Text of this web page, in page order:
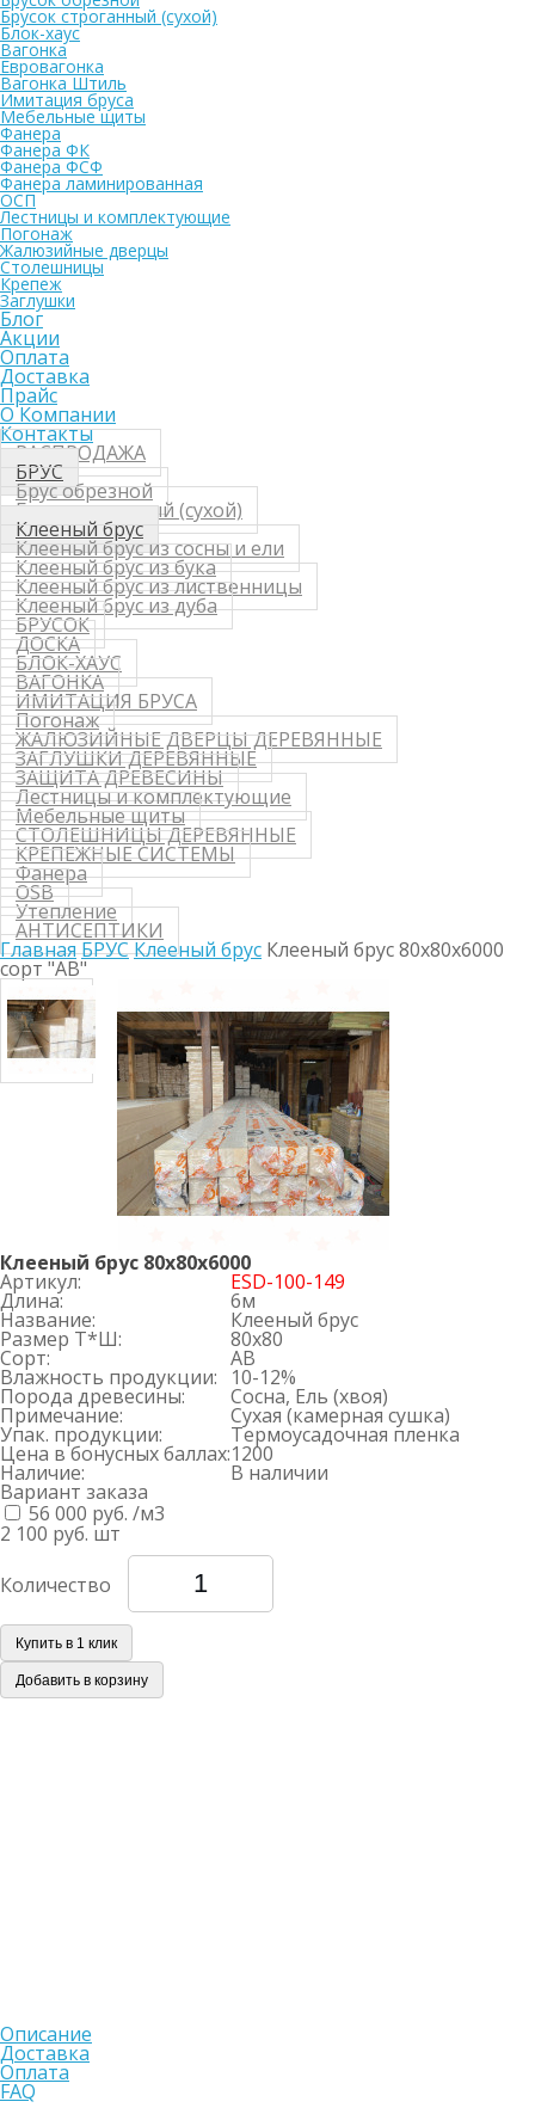
Брусок строганный (сухой)
Блок-хаус
Вагонка
Евровагонка
Вагонка Штиль
Имитация бруса
Мебельные щиты
Фанера
Фанера ФК
Фанера ФСФ
Фанера ламинированная
ОСП
Лестницы и комплектующие
Погонаж
Жалюзийные дверцы
Столешницы
Крепеж
Заглушки
Блог
Акции
Оплата
Доставка
Прайс
О Компании
Контакты
РАСПРОДАЖА
БРУС
Брус обрезной
Брус строганный (сухой)
Клееный брус
Клееный брус из сосны и ели
Клееный брус из бука
Клееный брус из лиственницы
Клееный брус из дуба
БРУСОК
ДОСКА
БЛОК-ХАУС
ВАГОНКА
ИМИТАЦИЯ БРУСА
Погонаж
ЖАЛЮЗИЙНЫЕ ДВЕРЦЫ ДЕРЕВЯННЫЕ
ЗАГЛУШКИ ДЕРЕВЯННЫЕ
ЗАЩИТА ДРЕВЕСИНЫ
Лестницы и комплектующие
Мебельные щиты
СТОЛЕШНИЦЫ ДЕРЕВЯННЫЕ
КРЕПЕЖНЫЕ СИСТЕМЫ
Фанера
OSB
Утепление
АНТИСЕПТИКИ
ГлавнаяБРУСКлееный брус Клееный брус 80х80х6000
сорт "АВ"
Клееный брус 80х80х6000
Артикул: ESD-100-149
Длина: 6м
Название: Клееный брус
Размер Т*Ш: 80х80
Сорт: AB
Влажность продукции: 10-12%
Порода древесины: Сосна, Ель (хвоя)
Примечание: Сухая (камерная сушка)
Упак. продукции: Термоусадочная пленка
Цена в бонусных баллах:1200
Наличие: В наличии
Вариант заказа
56 000 руб. /м3
2 100 руб. шт
Количество
Купить в 1 клик
Добавить в корзину
Описание
Доставка
Оплата
FAQ